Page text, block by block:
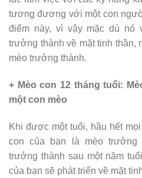
tương đương với một con
điểm này, vì vậy mặc dù nó
trưởng thành về mặt tinh thần,
mèo trưởng thành.
+ Mèo con 12 tháng tuổi:
một con mèo
Khi được một tuổi, hầu hết
con của bạn là mèo trưởng
trưởng thành sau một năm
của bạn sẽ phát triển về mặt